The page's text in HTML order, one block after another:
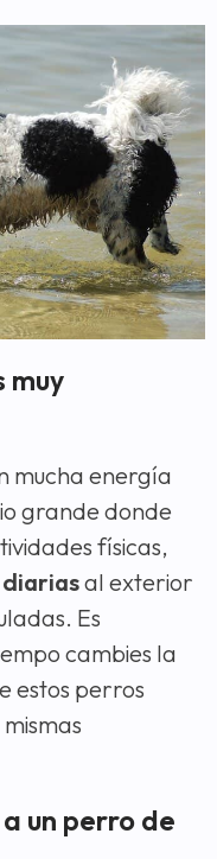
muy
mucha energía
grande donde
físicas,
al exterior
Es
cambies la
estos perros
un perro de